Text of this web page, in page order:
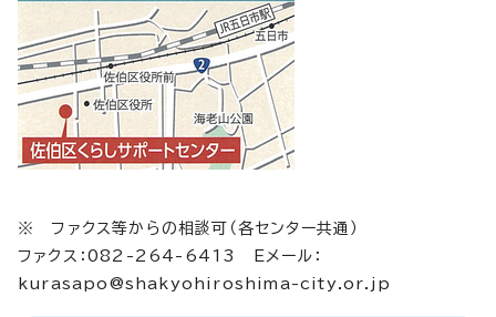
※ ファクス等からの相談可（各センター共通）
ファクス：082-264-6413 Eメール：
kurasapo@shakyohiroshima-city.or.jp